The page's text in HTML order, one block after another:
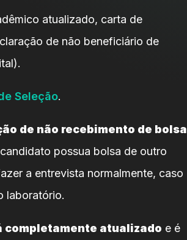
atualizado, carta de
de não beneficiário de
Seleção.
de não recebimento de bolsa
possua bolsa de outro
a entrevista normalmente, caso
laboratório.
completamente atualizado e é